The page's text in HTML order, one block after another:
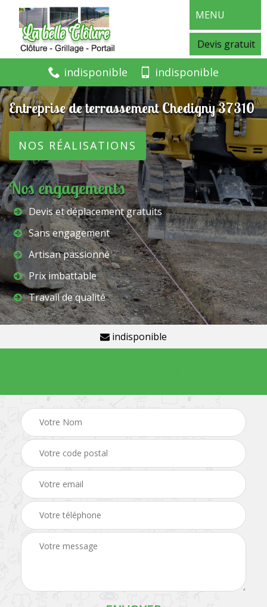
MENU
Devis gratuit
indisponible indisponible
Entreprise de terrassement Chedigny 37310
NOS RÉALISATIONS
Nos engagements
Devis et déplacement gratuits
Sans engagement
Artisan passionné
Prix imbattable
Travail de qualité
indisponible